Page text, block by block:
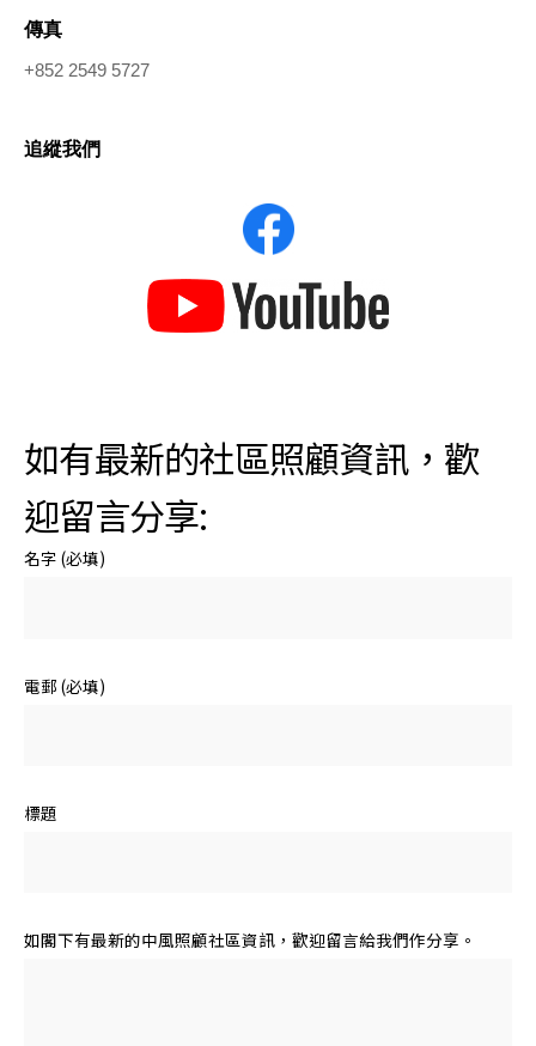
傳真
+852 2549 5727
追縱我們
如有最新的社區照顧資訊，歡
迎留言分享:
名字 (必填)
電郵 (必填)
標題
如閣下有最新的中風照顧社區資訊，歡迎留言給我們作分享。